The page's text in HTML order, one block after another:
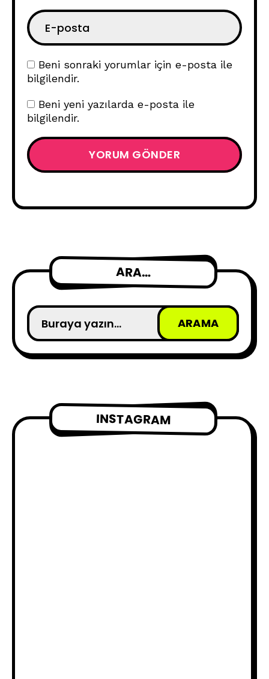
Beni sonraki yorumlar için e-posta ile
bilgilendir.
Beni yeni yazılarda e-posta ile
bilgilendir.
ARA…
INSTAGRAM